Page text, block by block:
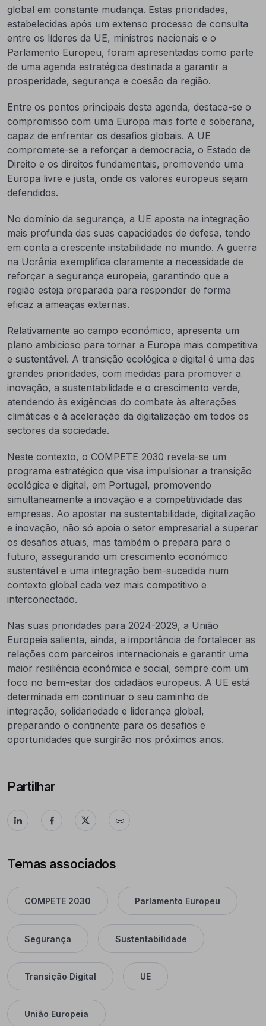
global em constante mudança. Estas prioridades,
estabelecidas após um extenso processo de consulta
entre os líderes da UE, ministros nacionais e o
Parlamento Europeu, foram apresentadas como parte
de uma agenda estratégica destinada a garantir a
prosperidade, segurança e coesão da região.
Entre os pontos principais desta agenda, destaca-se o
compromisso com uma Europa mais forte e soberana,
capaz de enfrentar os desafios globais. A UE
compromete-se a reforçar a democracia, o Estado de
Direito e os direitos fundamentais, promovendo uma
Europa livre e justa, onde os valores europeus sejam
defendidos.
No domínio da segurança, a UE aposta na integração
mais profunda das suas capacidades de defesa, tendo
em conta a crescente instabilidade no mundo. A guerra
na Ucrânia exemplifica claramente a necessidade de
reforçar a segurança europeia, garantindo que a
região esteja preparada para responder de forma
eficaz a ameaças externas.
Relativamente ao campo económico, apresenta um
plano ambicioso para tornar a Europa mais competitiva
e sustentável. A transição ecológica e digital é uma das
grandes prioridades, com medidas para promover a
inovação, a sustentabilidade e o crescimento verde,
atendendo às exigências do combate às alterações
climáticas e à aceleração da digitalização em todos os
sectores da sociedade.
Neste contexto, o COMPETE 2030 revela-se um
programa estratégico que visa impulsionar a transição
ecológica e digital, em Portugal, promovendo
simultaneamente a inovação e a competitividade das
empresas. Ao apostar na sustentabilidade, digitalização
e inovação, não só apoia o setor empresarial a superar
os desafios atuais, mas também o prepara para o
futuro, assegurando um crescimento económico
sustentável e uma integração bem-sucedida num
contexto global cada vez mais competitivo e
interconectado.
Nas suas prioridades para 2024-2029, a União
Europeia salienta, ainda, a importância de fortalecer as
relações com parceiros internacionais e garantir uma
maior resiliência económica e social, sempre com um
foco no bem-estar dos cidadãos europeus. A UE está
determinada em continuar o seu caminho de
integração, solidariedade e liderança global,
preparando o continente para os desafios e
oportunidades que surgirão nos próximos anos.
Partilhar
Temas associados
COMPETE 2030 Parlamento Europeu
Segurança Sustentabilidade
Transição Digital UE
União Europeia